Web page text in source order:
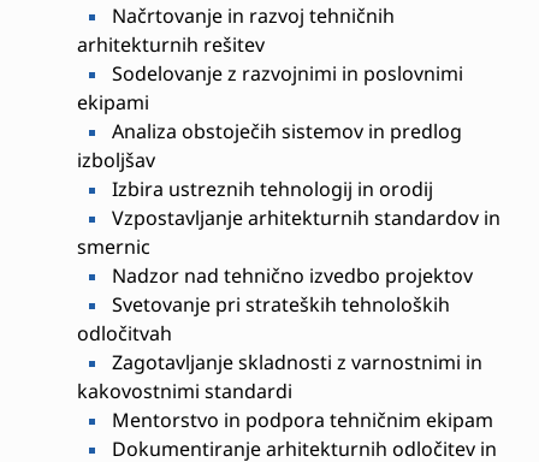
Načrtovanje in razvoj tehničnih
arhitekturnih rešitev
Sodelovanje z razvojnimi in poslovnimi
ekipami
Analiza obstoječih sistemov in predlog
izboljšav
Izbira ustreznih tehnologij in orodij
Vzpostavljanje arhitekturnih standardov in
smernic
Nadzor nad tehnično izvedbo projektov
Svetovanje pri strateških tehnoloških
odločitvah
Zagotavljanje skladnosti z varnostnimi in
kakovostnimi standardi
Mentorstvo in podpora tehničnim ekipam
Dokumentiranje arhitekturnih odločitev in